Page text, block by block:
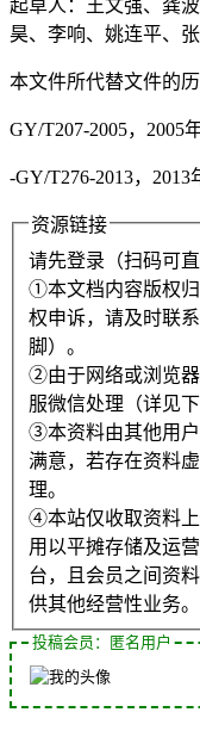
起草人：王文强、龚
昊、李响、姚连平、张
本文件所代替文件的
GY/T207-2005，2005
-GY/T276-2013，
资源链接
请先登录（扫码可
①本文档内容版权
权申诉，请及时联
脚）。
②由于网络或浏览
服微信处理（详见
③本资料由其他用
满意，若存在资料
理。
④本站仅收取资料上
用以平摊存储及运
台，且会员之间资
供其他经营性业务。
投稿会员：匿名用户